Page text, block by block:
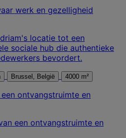
werk en gezelligheid
locatie tot een
sociale hub die authentieke
bevordert.
Brussel, België 4000 m²
een ontvangstruimte en